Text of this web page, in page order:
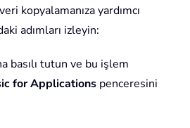
kopyalamanıza yardımcı
adımları izleyin:
basılı tutun ve bu işlem
for Applications penceresini